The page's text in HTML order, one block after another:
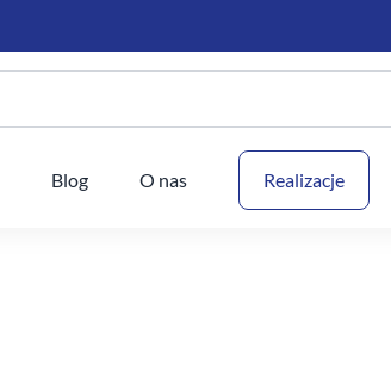
Blog O nas Realizacje